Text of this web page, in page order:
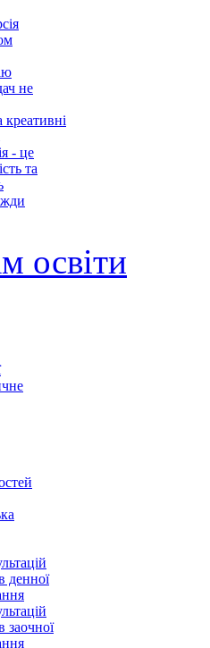
не
- це
та
освіти
денної
заочної